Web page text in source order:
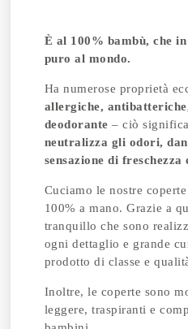
È al 100% bambù, che
puro al mondo.
Ha numerose proprietà
allergiche,
deodorante – ciò
neutralizza gli odori,
sensazione di
Cuciamo le nostre
100% a mano. Grazie a
tranquillo che sono
ogni dettaglio e grande
prodotto di classe e
Inoltre, le coperte sono
leggere, traspiranti e